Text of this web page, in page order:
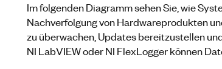
Im folgenden Diagramm sehen Sie, wie
Nachverfolgung von Hardwareprodukten
zu überwachen, Updates bereitzustellen
NI LabVIEW oder NI FlexLogger können